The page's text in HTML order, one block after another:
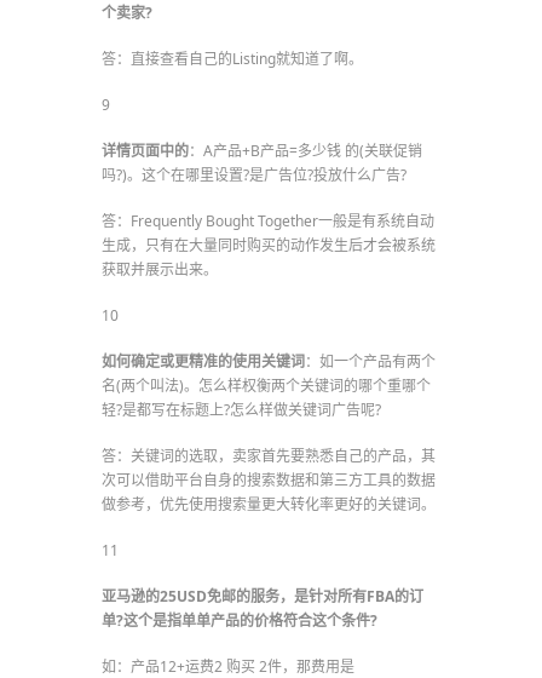
个卖家?
答：直接查看自己的Listing就知道了啊。
9
详情页面中的：A产品+B产品=多少钱 的(关联促销
吗?)。这个在哪里设置?是广告位?投放什么广告?
答：Frequently Bought Together一般是有系统自动
生成，只有在大量同时购买的动作发生后才会被系统
获取并展示出来。
10
如何确定或更精准的使用关键词：如一个产品有两个
名(两个叫法)。怎么样权衡两个关键词的哪个重哪个
轻?是都写在标题上?怎么样做关键词广告呢?
答：关键词的选取，卖家首先要熟悉自己的产品，其
次可以借助平台自身的搜索数据和第三方工具的数据
做参考，优先使用搜索量更大转化率更好的关键词。
11
亚马逊的25USD免邮的服务，是针对所有FBA的订
单?这个是指单单产品的价格符合这个条件?
如：产品12+运费2 购买 2件，那费用是